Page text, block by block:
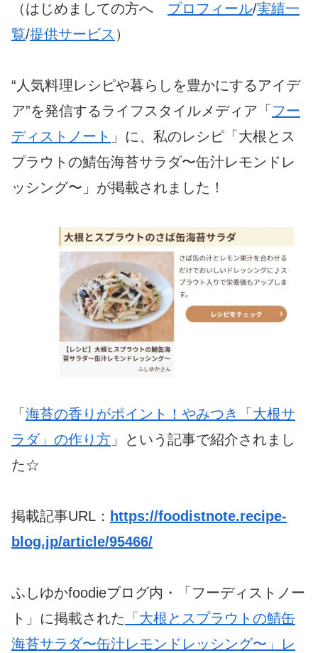
（はじめましての方へ プロフィール/実績一
覧/提供サービス ）
“人気料理レシピや暮らしを豊かにするアイデ
ア”を発信するライフスタイルメディア「 フー
ディストノート 」に、私のレシピ「大根とス
プラウトの鯖缶海苔サラダ〜缶汁レモンドレ
ッシング〜」が掲載されました！
「 海苔の香りがポイント！やみつき「大根サ
ラダ」の作り方 」という記事で紹介されまし
た☆
掲載記事URL： https://foodistnote.recipe-
blog.jp/article/95466/
ふしゆかfoodieブログ内・「フーディストノー
ト」に掲載された 「大根とスプラウトの鯖缶
海苔サラダ〜缶汁レモンドレッシング〜」レ